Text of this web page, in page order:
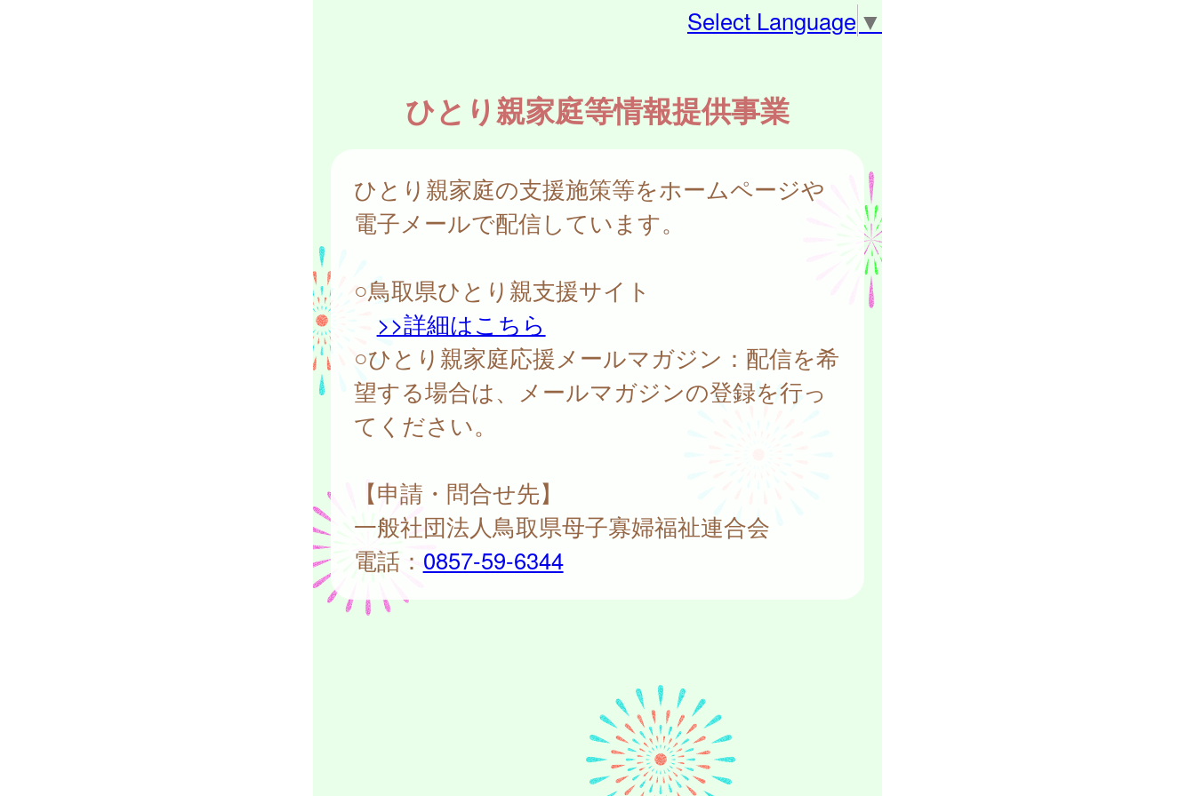
Select Language ▼
ひとり親家庭等情報提供事業
ひとり親家庭の支援施策等をホームページや
電子メールで配信しています。
○鳥取県ひとり親支援サイト
>>詳細はこちら
○ひとり親家庭応援メールマガジン：配信を希
望する場合は、メールマガジンの登録を行っ
てください。
【申請・問合せ先】
一般社団法人鳥取県母子寡婦福祉連合会
電話： 0857-59-6344